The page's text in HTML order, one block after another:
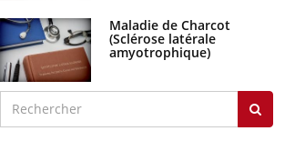
Maladie de Charcot
(Sclérose latérale
amyotrophique)